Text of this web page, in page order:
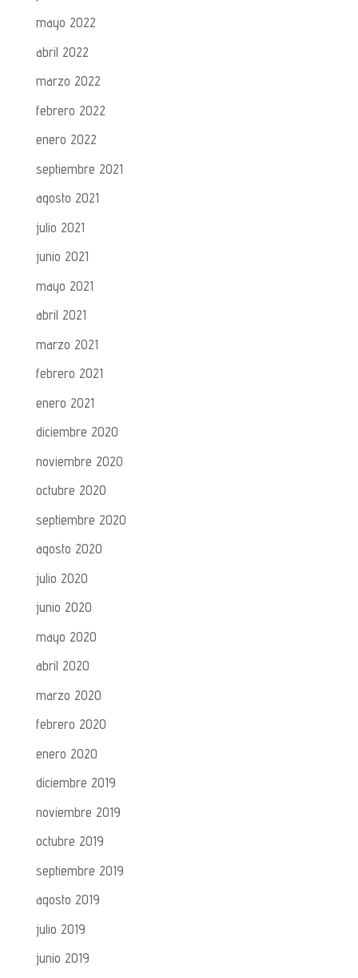
mayo 2022
abril 2022
marzo 2022
febrero 2022
enero 2022
septiembre 2021
agosto 2021
julio 2021
junio 2021
mayo 2021
abril 2021
marzo 2021
febrero 2021
enero 2021
diciembre 2020
noviembre 2020
octubre 2020
septiembre 2020
agosto 2020
julio 2020
junio 2020
mayo 2020
abril 2020
marzo 2020
febrero 2020
enero 2020
diciembre 2019
noviembre 2019
octubre 2019
septiembre 2019
agosto 2019
julio 2019
junio 2019